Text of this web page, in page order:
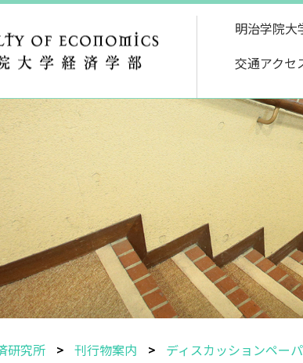
明治学院大
交通アクセ
研究所 刊行物案内 ディスカッションペー